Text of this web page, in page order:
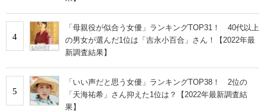
4
「母親役が似合う女優」ランキングTOP31！ 40代以上
の男女が選んだ1位は「吉永小百合」さん！【2022年最
新調査結果】
5
「いい声だと思う女優」ランキングTOP38！ 2位の
「天海祐希」さん抑えた1位は？【2022年最新調査結
果】